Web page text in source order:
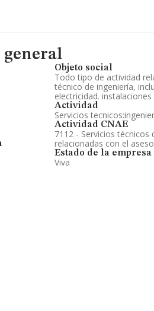
Objeto social
Todo tipo de actividad
técnico de ingeniería,
electricidad.
Actividad
Servicios
Actividad CNAE
7112 - Servicios técnicos
relacionadas con el
Estado de la empresa
Viva